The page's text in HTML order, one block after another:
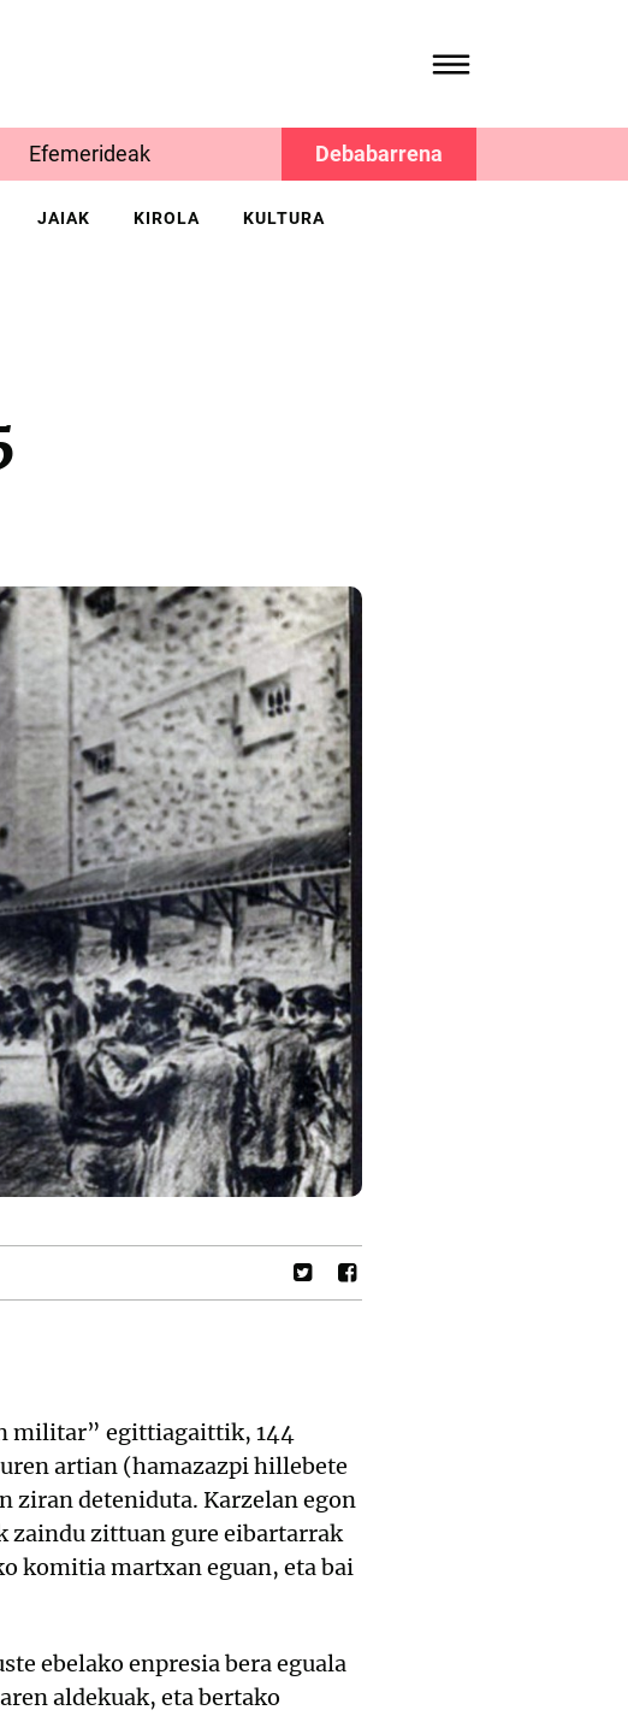
Efemerideak Debabarrena
JAIAK KIROLA KULTURA
militar” egittiagaittik, 144
artian (hamazazpi hillebete
ziran deteniduta. Karzelan egon
zaindu zittuan gure eibartarrak
komitia martxan eguan, eta bai
ebelako enpresia bera eguala
aldekuak, eta bertako